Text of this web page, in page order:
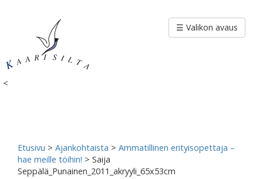
<
☰ Valikon avaus
Etusivu > Ajankohtaista > Ammatillinen erityisopettaja –
hae meille töihin! > Saija
Seppälä_Punainen_2011_akryyli_65x53cm